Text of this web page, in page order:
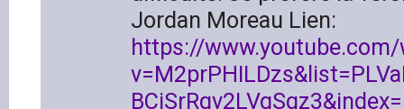
Jordan Moreau Lien:
https://